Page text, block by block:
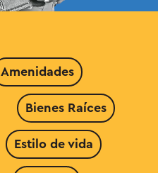
Amenidades
Bienes Raíces
Estilo de vida